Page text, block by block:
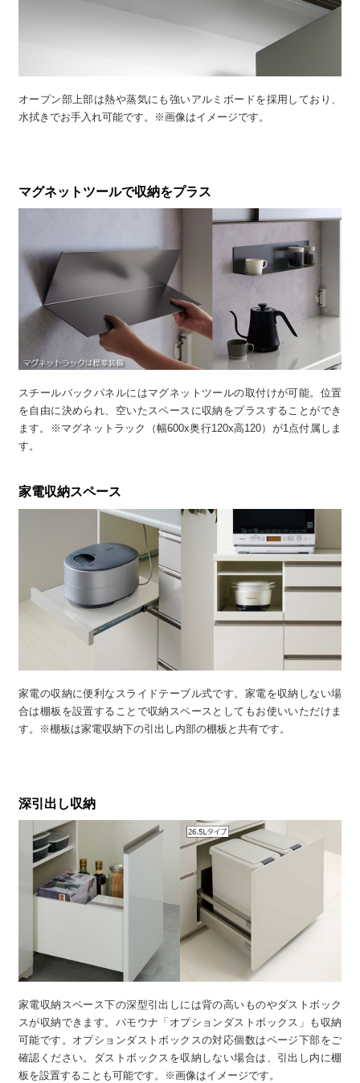
オープン部上部は熱や蒸気にも強いアルミボードを採用しており、
水拭きでお手入れ可能です。※画像はイメージです。
マグネットツールで収納をプラス
スチールバックパネルにはマグネットツールの取付けが可能。位置
を自由に決められ、空いたスペースに収納をプラスすることができ
ます。※マグネットラック（幅600x奥行120x高120）が1点付属しま
す。
家電収納スペース
家電の収納に便利なスライドテーブル式です。家電を収納しない場
合は棚板を設置することで収納スペースとしてもお使いいただけま
す。※棚板は家電収納下の引出し内部の棚板と共有です。
深引出し収納
家電収納スペース下の深型引出しには背の高いものやダストボック
スが収納できます。パモウナ「オプションダストボックス」も収納
可能です。オプションダストボックスの対応個数はページ下部をご
確認ください。ダストボックスを収納しない場合は、引出し内に棚
板を設置することも可能です。※画像はイメージです。